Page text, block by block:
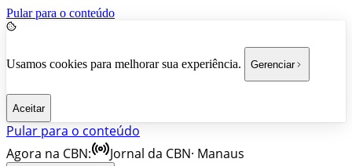
Pular para o conteúdo
Usamos cookies para melhorar sua experiência. Gerenciar
Aceitar
Pular para o conteúdo
Agora na CBN:
Jornal da CBN· Manaus